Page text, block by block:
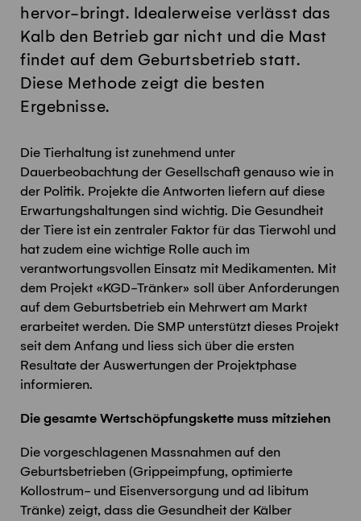
hervor-bringt. Idealerweise verlässt das
Kalb den Betrieb gar nicht und die Mast
findet auf dem Geburtsbetrieb statt.
Diese Methode zeigt die besten
Ergebnisse.
Die Tierhaltung ist zunehmend unter
Dauerbeobachtung der Gesellschaft genauso wie in
der Politik. Projekte die Antworten liefern auf diese
Erwartungshaltungen sind wichtig. Die Gesundheit
der Tiere ist ein zentraler Faktor für das Tierwohl und
hat zudem eine wichtige Rolle auch im
verantwortungsvollen Einsatz mit Medikamenten. Mit
dem Projekt «KGD-Tränker» soll über Anforderungen
auf dem Geburtsbetrieb ein Mehrwert am Markt
erarbeitet werden. Die SMP unterstützt dieses Projekt
seit dem Anfang und liess sich über die ersten
Resultate der Auswertungen der Projektphase
informieren.
Die gesamte Wertschöpfungskette muss mitziehen
Die vorgeschlagenen Massnahmen auf den
Geburtsbetrieben (Grippeimpfung, optimierte
Kollostrum- und Eisenversorgung und ad libitum
Tränke) zeigt, dass die Gesundheit der Kälber